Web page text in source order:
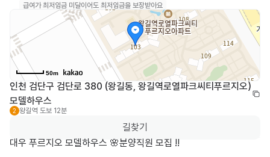
급여가 최저임금 미달이어도 최저임금을 보장받아요
50m
인천 검단구 검단로 380 (왕길동, 왕길역로열파크씨티푸르지오)
모델하우스
2 왕길역 도보 12분
길찾기
대우 푸르지오 모델하우스 🌸분양직원 모집 !!